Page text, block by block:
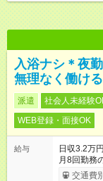
入浴ナシ＊夜
無理なく働ける
派遣 社会人未経験
WEB登録・面接OK
給与
日収3.2万
月8回勤務
交通費